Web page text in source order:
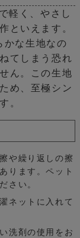
軽く、やさし
といえます。
かな生地なの
てしまう恐れ
ん。
この生地
め、至極シン
。
や繰り返しの擦
ります。ペット
さい。
ネットに入れて
洗剤の使用をお